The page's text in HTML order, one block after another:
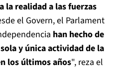
la realidad a las fuerzas
el Govern, el Parlament
han hecho de
y única actividad de la
los últimos años", reza el